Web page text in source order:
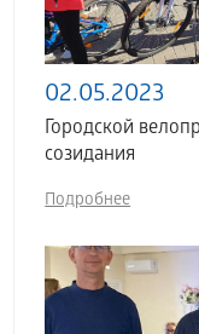
02.05.2023
Городской
созидания
Подробнее